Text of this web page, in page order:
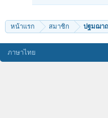
หน้าแรก สมาชิก ปฐมฌา
ภาษาไทย